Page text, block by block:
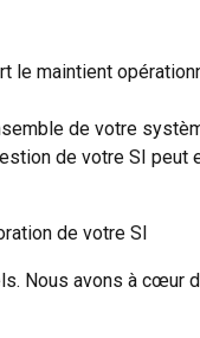
le maintient
de votre
de votre SI peut
de votre SI
Nous avons à cœur